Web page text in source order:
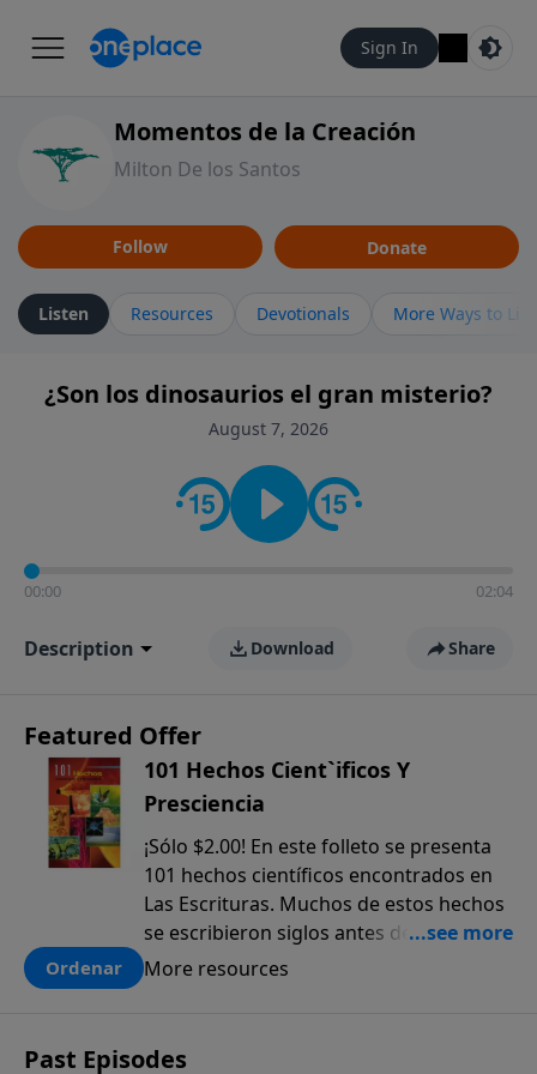
Sign In
Momentos de la Creación
Milton De los Santos
Follow Donate
Listen Resources Devotionals More Ways to
¿Son los dinosaurios el gran misterio?
August 7, 2026
00:00 02:04
Description Download Share
Featured Offer
101 Hechos Cient`ificos Y
Presciencia
¡Sólo $2.00! En este folleto se presenta
101 hechos científicos encontrados en
Las Escrituras. Muchos de estos hechos
se escribieron siglos antes de que
fueran descubiertos. El anticipado
más a la prueba colectiva de que la
Ordenar More resources
Past Episodes